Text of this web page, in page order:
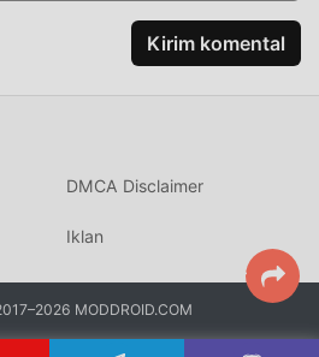
Kirim komental
DMCA Disclaimer
Iklan
MODDROID.COM